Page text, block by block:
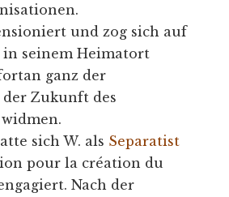
und zog sich auf
seinem Heimatort
ganz der
Zukunft des
sich W. als Separatist
pour la création du
Nach der